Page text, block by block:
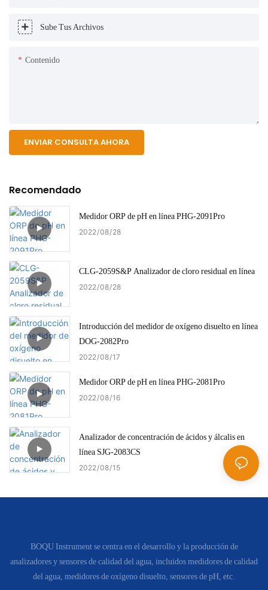
Sube Tus Archivos
Contenido
ENVIAR CONSULTA AHORA
Recomendado
Medidor ORP de pH en línea PHG-2091Pro
2022 08 28
CLG-2059S&P Analizador de cloro residual en línea
2022 08 28
Introducción del medidor de oxígeno disuelto en línea
DOG-2082Pro
2022 08 17
Medidor ORP de pH en línea PHG-2081Pro
2022 08 16
Analizador de concentración de ácidos y álcalis en
línea SJG-2083CS
2022 08 15
BOQU Instrument se centra en el desarrollo y la producción de
analizadores y sensores de calidad del agua, incluidos medidores de calidad
del agua, medidores de oxígeno disuelto, sensores de pH, etc.